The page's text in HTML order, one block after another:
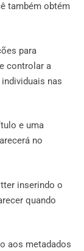
também obtém
para
controlar a
nas
e uma
no
inserindo o
quando
aos metadados